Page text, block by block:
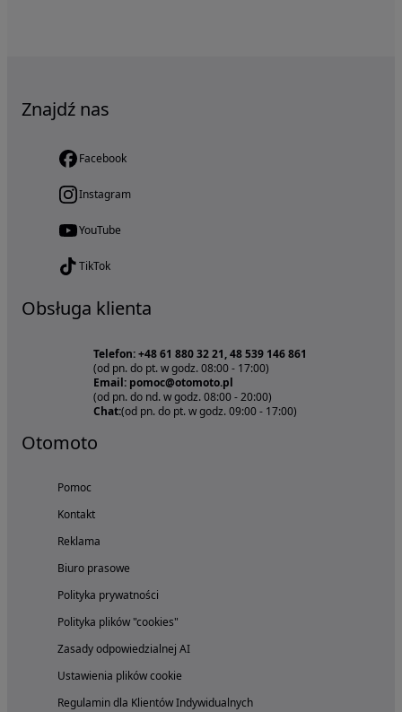
Znajdź nas
Facebook
Instagram
YouTube
TikTok
Obsługa klienta
Telefon: +48 61 880 32 21, 48 539 146 861
(od pn. do pt. w godz. 08:00 - 17:00)
Email: pomoc@otomoto.pl
(od pn. do nd. w godz. 08:00 - 20:00)
Chat:(od pn. do pt. w godz. 09:00 - 17:00)
Otomoto
Pomoc
Kontakt
Reklama
Biuro prasowe
Polityka prywatności
Polityka plików "cookies"
Zasady odpowiedzialnej AI
Ustawienia plików cookie
Regulamin dla Klientów Indywidualnych